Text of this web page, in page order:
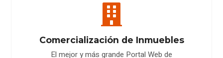
Comercialización de Inmuebles
El mejor y más grande Portal Web de